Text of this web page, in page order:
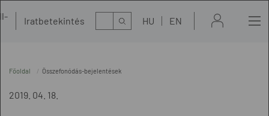
Iratbetekintés Kereső HU EN
Főoldal Összefonódás-bejelentések
2019. 04. 18.